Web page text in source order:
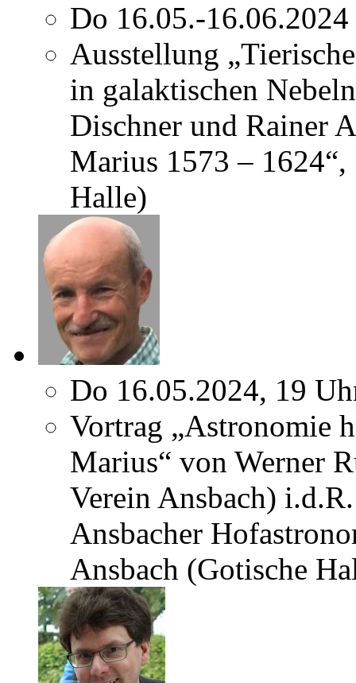
Do 16.05.-16.06.2024
Ausstellung
in galaktischen
Dischner und Rainer
Marius 1573 – 1624“,
Halle)
Do 16.05.2024, 19
Vortrag „Astronomie
Marius“ von Werner
Verein Ansbach)
Ansbacher
Ansbach (Gotische